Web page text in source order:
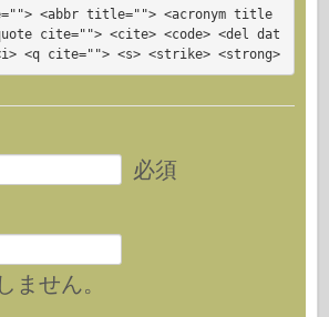
<abbr title=""> <acronym title
cite=""> <cite> <code> <del dat
<q cite=""> <s> <strike> <strong>
必須
ません。